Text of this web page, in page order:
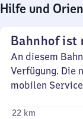
Hilfe und
Bahnhof ist
An diesem
Verfügung. Die
mobilen
22 km